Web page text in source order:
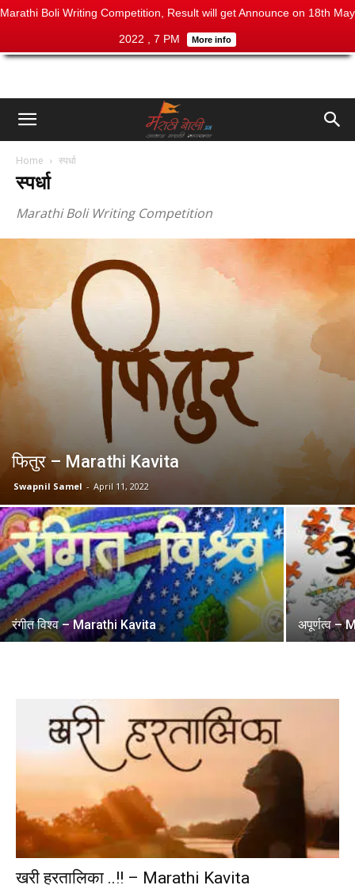
Marathi Boli Writing Competition, Result will get Announce on 18th May
2022 , 7 PM More info
Home स्पर्धा
स्पर्धा
Marathi Boli Writing Competition
फितुर – Marathi Kavita
Swapnil Samel - April 11, 2022
रंगीत विश्व – Marathi Kavita अपूर्णत्व –
खरी हरतालिका ..!! – Marathi Kavita